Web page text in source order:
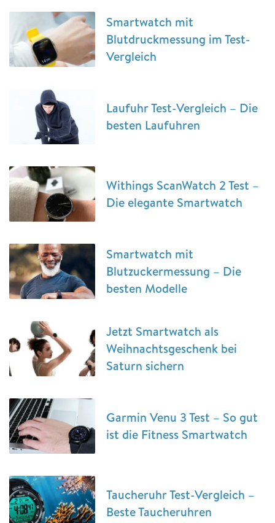
Smartwatch mit
Blutdruckmessung im Test-
Vergleich
Laufuhr Test-Vergleich – Die
besten Laufuhren
Withings ScanWatch 2 Test –
Die elegante Smartwatch
Smartwatch mit
Blutzuckermessung – Die
besten Modelle
Jetzt Smartwatch als
Weihnachtsgeschenk bei
Saturn sichern
Garmin Venu 3 Test – So gut
ist die Fitness Smartwatch
Taucheruhr Test-Vergleich –
Beste Taucheruhren